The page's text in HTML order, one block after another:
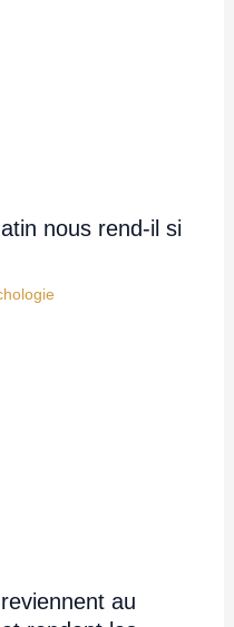
nous rend-il si
au